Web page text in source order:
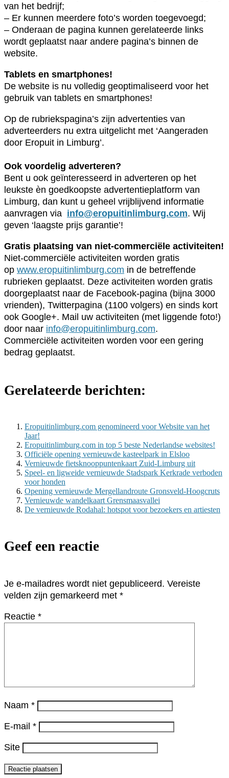
van het bedrijf;
– Er kunnen meerdere foto’s worden toegevoegd;
– Onderaan de pagina kunnen gerelateerde links
wordt geplaatst naar andere pagina’s binnen de
website.
Tablets en smartphones!
De website is nu volledig geoptimaliseerd voor het
gebruik van tablets en smartphones!
Op de rubriekspagina’s zijn advertenties van
adverteerders nu extra uitgelicht met ‘Aangeraden
door Eropuit in Limburg’.
Ook voordelig adverteren?
Bent u ook geïnteresseerd in adverteren op het
leukste èn goedkoopste advertentieplatform van
Limburg, dan kunt u geheel vrijblijvend informatie
aanvragen via info@eropuitinlimburg.com. Wij
geven ‘laagste prijs garantie’!
Gratis plaatsing van niet-commerciële activiteiten!
Niet-commerciële activiteiten worden gratis
op www.eropuitinlimburg.com in de betreffende
rubrieken geplaatst. Deze activiteiten worden gratis
doorgeplaatst naar de Facebook-pagina (bijna 3000
vrienden), Twitterpagina (1100 volgers) en sinds kort
ook Google+. Mail uw activiteiten (met liggende foto!)
door naar info@eropuitinlimburg.com.
Commerciële activiteiten worden voor een gering
bedrag geplaatst.
Gerelateerde berichten:
Eropuitinlimburg.com genomineerd voor Website van het
Jaar!
Eropuitinlimburg.com in top 5 beste Nederlandse websites!
Officiële opening vernieuwde kasteelpark in Elsloo
Vernieuwde fietsknooppuntenkaart Zuid-Limburg uit
Speel- en ligweide vernieuwde Stadspark Kerkrade verboden
voor honden
Opening vernieuwde Mergellandroute Gronsveld-Hoogcruts
Vernieuwde wandelkaart Grensmaasvallei
De vernieuwde Rodahal: hotspot voor bezoekers en artiesten
Geef een reactie
Je e-mailadres wordt niet gepubliceerd. Vereiste
velden zijn gemarkeerd met *
Reactie *
Naam *
E-mail *
Site